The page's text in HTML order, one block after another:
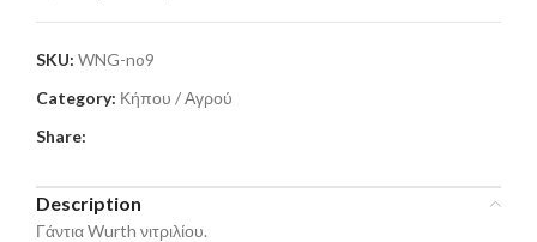
SKU: WNG-no9
Category: Κήπου / Αγρού
Share:
Description
Γάντια Wurth νιτριλίου.